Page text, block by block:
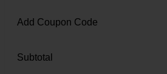
Add Coupon Code
Subtotal